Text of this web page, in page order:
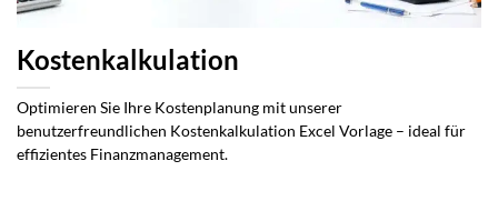
Kostenkalkulation
Optimieren Sie Ihre Kostenplanung mit unserer
benutzerfreundlichen Kostenkalkulation Excel Vorlage – ideal für
effizientes Finanzmanagement.